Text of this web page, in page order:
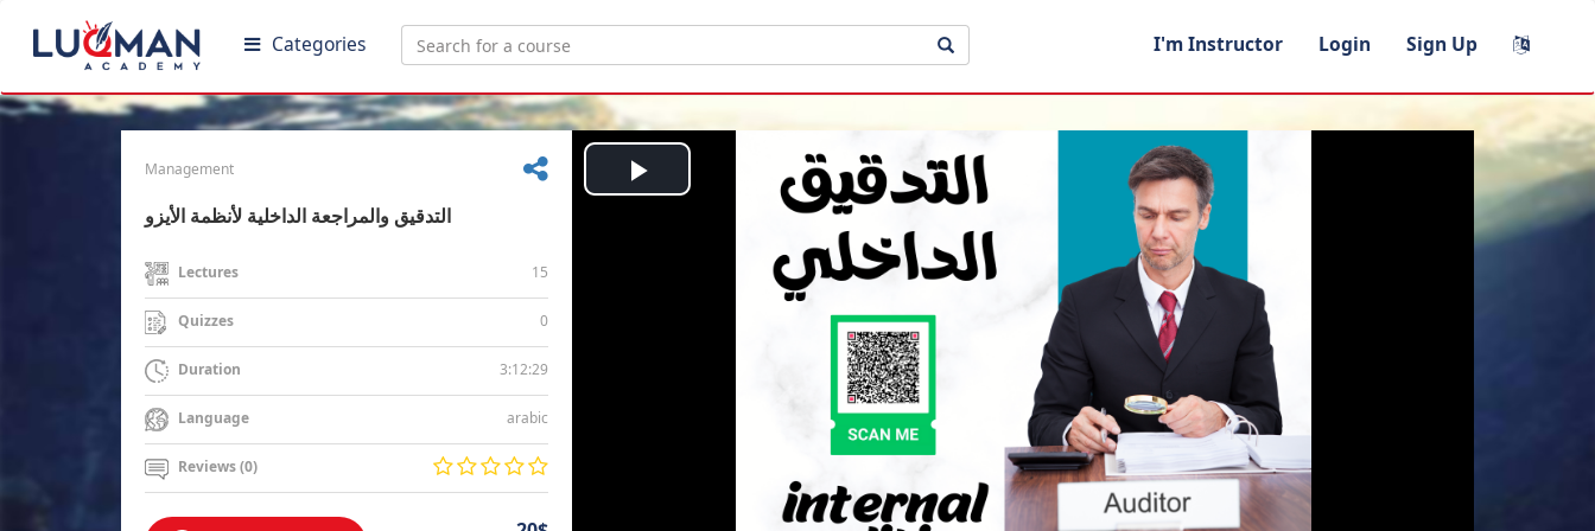
Categories I'm Instructor Login Sign Up
Management
التدقيق والمراجعة الداخلية لأنظمة الأيزو
Lectures 15
Quizzes 0
Duration 3:12:29
Language arabic
Reviews (0)
Play